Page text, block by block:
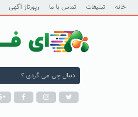
خانه تبلیغات تماس با ما رپورتاژ آگهی